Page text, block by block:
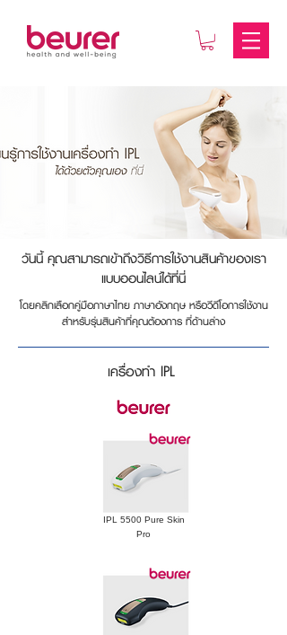
วันนี้ คุณสามารถเข้าถึงวิธีการใช้งานสินค้าของเรา
แบบออนไลน์ได้ที่นี่
โดยคลิกเลือกคู่มือภาษาไทย ภาษาอังกฤษ หรือวีดีโอการใช้งาน
สำหรับรุ่นสินค้าที่คุณต้องการ ที่ด้านล่าง
เครื่องทำ IPL
IPL 5500 Pure Skin
Pro